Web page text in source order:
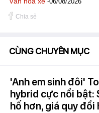
Chia sẻ
CÙNG CHUYÊN MỤC
'Anh em sinh đôi'
hybrid cực nổi bật:
hố hơn, giá quy